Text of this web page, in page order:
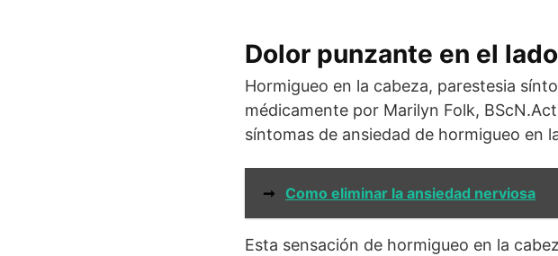
Dolor punzante en el
Hormigueo en la cabeza, parestesia
médicamente por Marilyn Folk,
síntomas de ansiedad de hormigueo en
➞ Como eliminar la ansiedad nerviosa
Esta sensación de hormigueo en la